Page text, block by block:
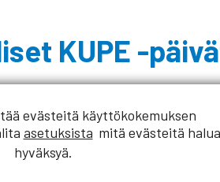
KUPE -
Helsingin
klo 11.00 ja päättyy
evästeitä käyttökokemuksen
asetuksista mitä evästeitä
hyväksyä.